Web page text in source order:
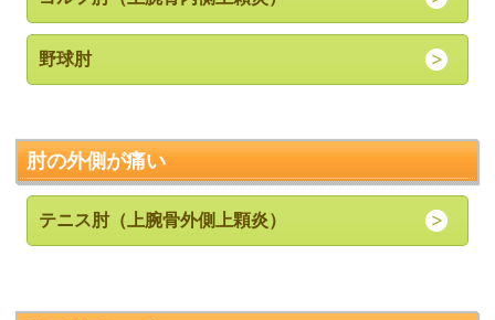
野球肘
肘の外側が痛い
テニス肘（上腕骨外側上顆炎）